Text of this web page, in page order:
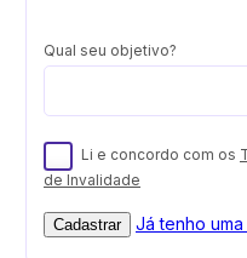
Qual seu objetivo?
Li e concordo com os
de Invalidade
Cadastrar Já tenho